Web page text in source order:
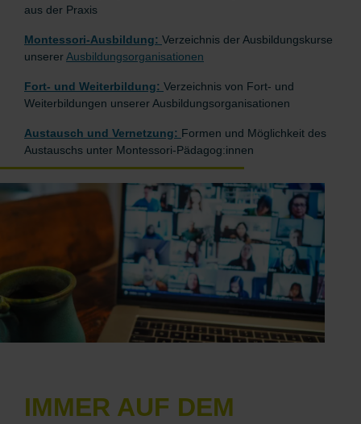
aus der Praxis
Montessori-Ausbildung: Verzeichnis der Ausbildungskurse
unsererAusbildungsorganisationen
Fort- und Weiterbildung: Verzeichnis von Fort- und
Weiterbildungen unserer Ausbildungsorganisationen
Austausch und Vernetzung: Formen und Möglichkeit des
Austauschs unter Montessori-Pädagog:innen
IMMER AUF DEM